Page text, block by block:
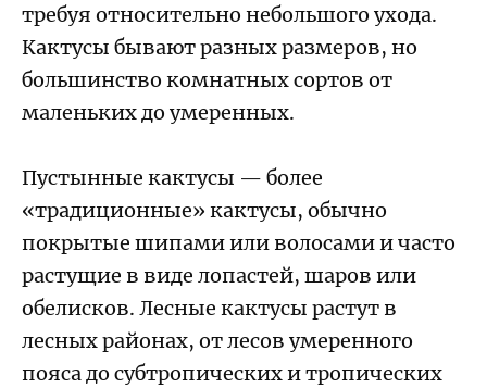
требуя относительно небольшого ухода.
Кактусы бывают разных размеров, но
большинство комнатных сортов от
маленьких до умеренных.
Пустынные кактусы — более
«традиционные» кактусы, обычно
покрытые шипами или волосами и часто
растущие в виде лопастей, шаров или
обелисков. Лесные кактусы растут в
лесных районах, от лесов умеренного
пояса до субтропических и тропических